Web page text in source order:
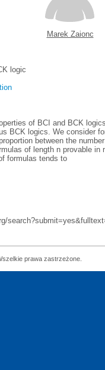
Marek Zaionc
logic
of BCI and BCK
BCK logics. We consider
between the
of length n provable
formulas tends to
prawa zastrzeżone.